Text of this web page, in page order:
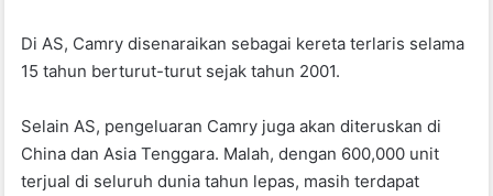
Di AS, Camry disenaraikan sebagai kereta terlaris selama
15 tahun berturut-turut sejak tahun 2001.
Selain AS, pengeluaran Camry juga akan diteruskan di
China dan Asia Tenggara. Malah, dengan 600,000 unit
terjual di seluruh dunia tahun lepas, masih terdapat